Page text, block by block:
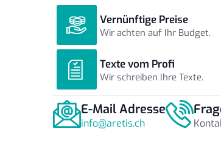
Vernünftige Preise
Wir achten auf Ihr Budget.
Texte vom Profi
Wir schreiben Ihre Texte.
E-Mail Adresse
info@aretis.ch